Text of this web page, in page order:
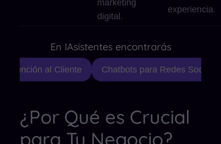
marketing
digital.
experiencia.
En IAsistentes encontrarás
al Cliente Chatbots para Redes Sociales
¿Por Qué es Crucial
para Tu Negocio?